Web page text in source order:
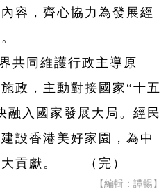
容，齊心協力為發展經
共同維護行政主導原
政，主動對接國家“十五
融入國家發展大局。經民
設香港美好家園，為中
大貢獻。 （完）
【編輯：譚暢】